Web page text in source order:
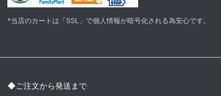
*当店のカートは「SSL」で個人情報が暗号化される為安心です。
◆ご注文から発送まで